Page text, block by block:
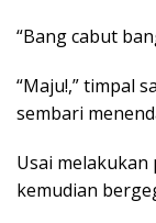
“Bang cabut
“Maju!,” timpal
sembari
Usai
kemudian